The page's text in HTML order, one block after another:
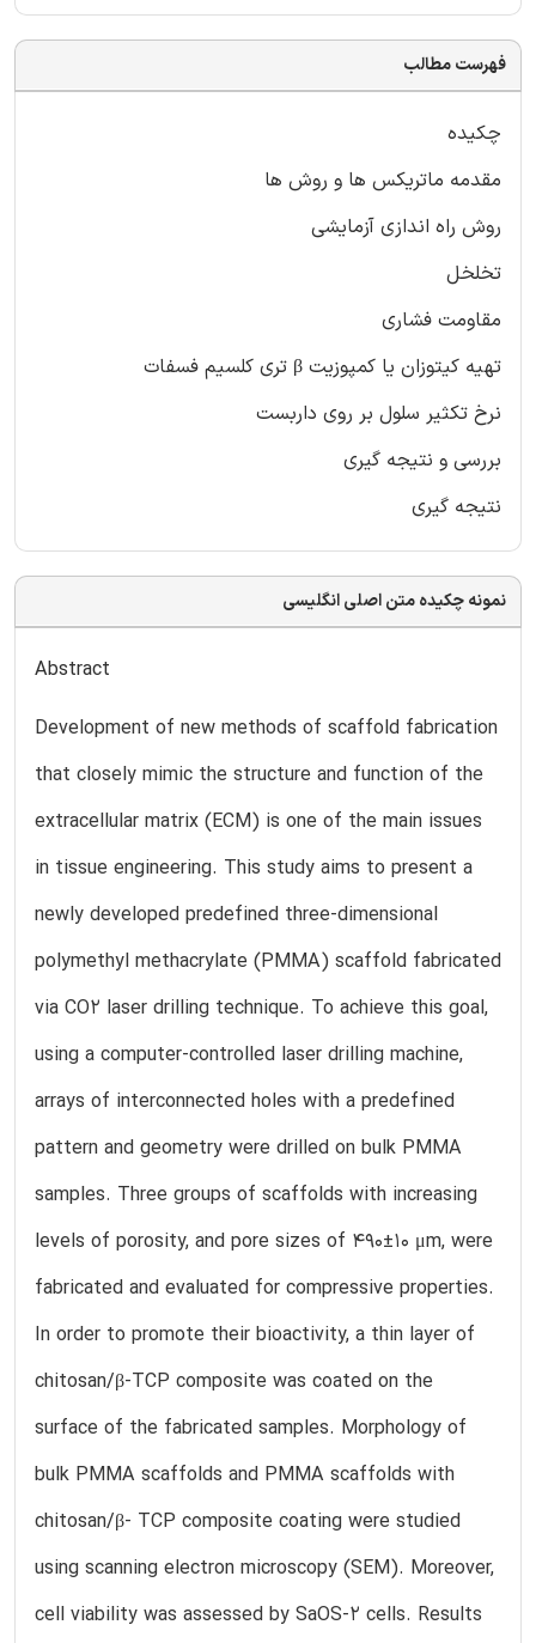
فهرست مطالب
چکیده
مقدمه ماتریکس ها و روش ها
روش راه اندازی آزمایشی
تخلخل
مقاومت فشاری
تهیه کیتوزان یا کمپوزیت β تری کلسیم فسفات
نرخ تکثیر سلول بر روی داربست
بررسی و نتیجه گیری
نتیجه گیری
نمونه چکیده متن اصلی انگلیسی
Abstract
Development of new methods of scaffold fabrication
that closely mimic the structure and function of the
extracellular matrix (ECM) is one of the main issues
in tissue engineering. This study aims to present a
newly developed predefined three-dimensional
polymethyl methacrylate (PMMA) scaffold fabricated
via CO2 laser drilling technique. To achieve this goal,
using a computer-controlled laser drilling machine,
arrays of interconnected holes with a predefined
pattern and geometry were drilled on bulk PMMA
samples. Three groups of scaffolds with increasing
levels of porosity, and pore sizes of 490±10 μm, were
fabricated and evaluated for compressive properties.
In order to promote their bioactivity, a thin layer of
chitosan/β-TCP composite was coated on the
surface of the fabricated samples. Morphology of
bulk PMMA scaffolds and PMMA scaffolds with
chitosan/β- TCP composite coating were studied
using scanning electron microscopy (SEM). Moreover,
cell viability was assessed by SaOS-2 cells. Results